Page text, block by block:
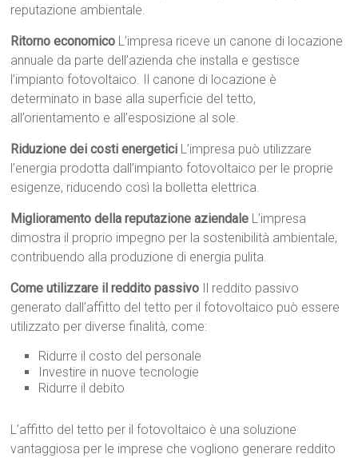
reputazione ambientale.
Ritorno economico L’impresa riceve un canone di locazione
annuale da parte dell’azienda che installa e gestisce
l’impianto fotovoltaico. Il canone di locazione è
determinato in base alla superficie del tetto,
all’orientamento e all’esposizione al sole.
Riduzione dei costi energetici L’impresa può utilizzare
l’energia prodotta dall’impianto fotovoltaico per le proprie
esigenze, riducendo così la bolletta elettrica.
Miglioramento della reputazione aziendale L’impresa
dimostra il proprio impegno per la sostenibilità ambientale,
contribuendo alla produzione di energia pulita.
Come utilizzare il reddito passivo Il reddito passivo
generato dall’affitto del tetto per il fotovoltaico può essere
utilizzato per diverse finalità, come:
Ridurre il costo del personale
Investire in nuove tecnologie
Ridurre il debito
L’affitto del tetto per il fotovoltaico è una soluzione
vantaggiosa per le imprese che vogliono generare reddito